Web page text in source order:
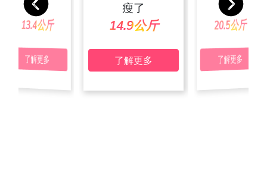
瘦了
14.9公斤
了解更多
瘦了
20.5公斤
了解更多
瘦了
19.4公斤
了解更多
24.4公斤
瘦了
20.3公斤
了解更多
瘦了
13.4公斤
了解更多